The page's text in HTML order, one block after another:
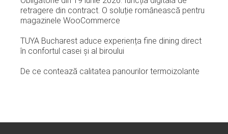
retragere din contract. O soluție românească pentru
magazinele WooCommerce
TUYA Bucharest aduce experiența fine dining direct
în confortul casei și al biroului
De ce contează calitatea panourilor termoizolante